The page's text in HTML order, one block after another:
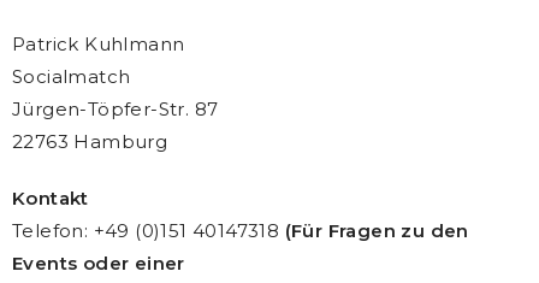
Patrick Kuhlmann
Socialmatch
Jürgen-Töpfer-Str. 87
22763 Hamburg
Kontakt
Telefon: +49 (0)151 40147318 (Für Fragen zu den
Events oder einer